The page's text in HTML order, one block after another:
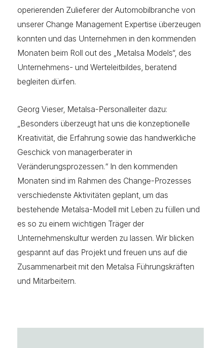
operierenden Zulieferer der Automobilbranche von
unserer Change Management Expertise überzeugen
konnten und das Unternehmen in den kommenden
Monaten beim Roll out des „Metalsa Models“, des
Unternehmens- und Werteleitbildes, beratend
begleiten dürfen.
Georg Vieser, Metalsa-Personalleiter dazu:
„Besonders überzeugt hat uns die konzeptionelle
Kreativität, die Erfahrung sowie das handwerkliche
Geschick von managerberater in
Veränderungsprozessen.“ In den kommenden
Monaten sind im Rahmen des Change-Prozesses
verschiedenste Aktivitäten geplant, um das
bestehende Metalsa-Modell mit Leben zu füllen und
es so zu einem wichtigen Träger der
Unternehmenskultur werden zu lassen. Wir blicken
gespannt auf das Projekt und freuen uns auf die
Zusammenarbeit mit den Metalsa Führungskräften
und Mitarbeitern.